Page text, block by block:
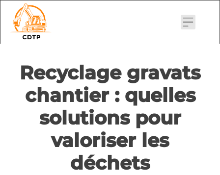
content
Recyclage gravats
chantier : quelles
solutions pour
valoriser les
déchets